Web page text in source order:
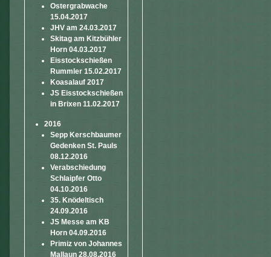
Ostergrabwache
15.04.2017
JHV am 24.03.2017
Skitag am Kitzbühler
Horn 04.03.2017
Eisstockschießen
Rummler 15.02.2017
Koasalauf 2017
JS Eisstockschießen
in Brixen 11.02.2017
2016
Sepp Kerschbaumer
Gedenken St. Pauls
08.12.2016
Verabschiedung
Schlaipfer Otto
04.10.2016
35. Knödeltisch
24.09.2016
JS Messe am KB
Horn 04.09.2016
Primiz von Johannes
Mallaun 28.08.2016